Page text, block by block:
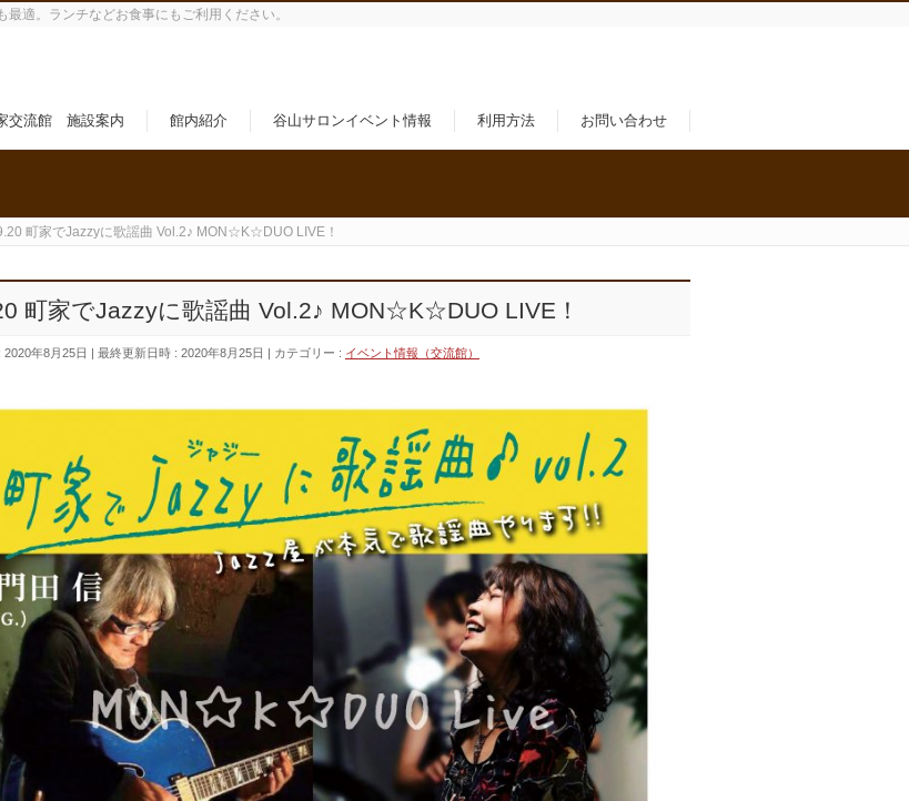
適。ランチなどお食事にもご利用ください。
交流館 施設案内 館内紹介 谷山サロンイベント情報 利用方法 お問い合わせ
町家でJazzyに歌謡曲 Vol.2♪ MON☆K☆DUO LIVE！
町家でJazzyに歌謡曲 Vol.2♪ MON☆K☆DUO LIVE！
2020年8月25日 最終更新日時 : 2020年8月25日 カテゴリー : イベント情報（交流館）